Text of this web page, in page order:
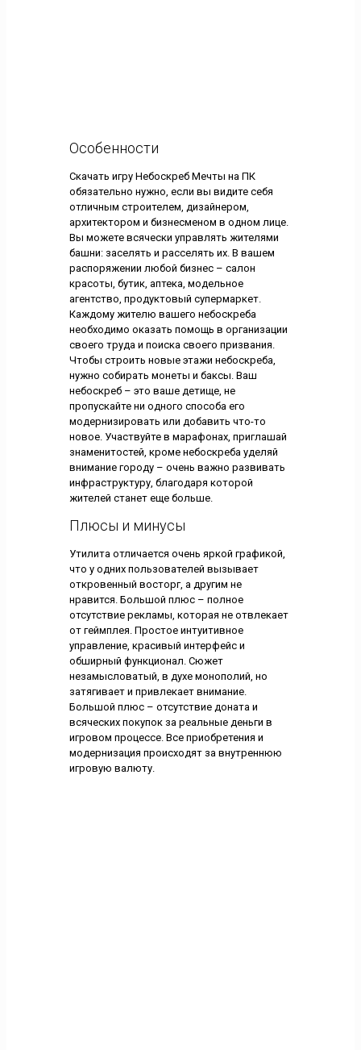
Особенности
Скачать игру Небоскреб Мечты на ПК
обязательно нужно, если вы видите себя
отличным строителем, дизайнером,
архитектором и бизнесменом в одном лице.
Вы можете всячески управлять жителями
башни: заселять и расселять их. В вашем
распоряжении любой бизнес – салон
красоты, бутик, аптека, модельное
агентство, продуктовый супермаркет.
Каждому жителю вашего небоскреба
необходимо оказать помощь в организации
своего труда и поиска своего призвания.
Чтобы строить новые этажи небоскреба,
нужно собирать монеты и баксы. Ваш
небоскреб – это ваше детище, не
пропускайте ни одного способа его
модернизировать или добавить что-то
новое. Участвуйте в марафонах, приглашай
знаменитостей, кроме небоскреба уделяй
внимание городу – очень важно развивать
инфраструктуру, благодаря которой
жителей станет еще больше.
Плюсы и минусы
Утилита отличается очень яркой графикой,
что у одних пользователей вызывает
откровенный восторг, а другим не
нравится. Большой плюс – полное
отсутствие рекламы, которая не отвлекает
от геймплея. Простое интуитивное
управление, красивый интерфейс и
обширный функционал. Сюжет
незамысловатый, в духе монополий, но
затягивает и привлекает внимание.
Большой плюс – отсутствие доната и
всяческих покупок за реальные деньги в
игровом процессе. Все приобретения и
модернизация происходят за внутреннюю
игровую валюту.